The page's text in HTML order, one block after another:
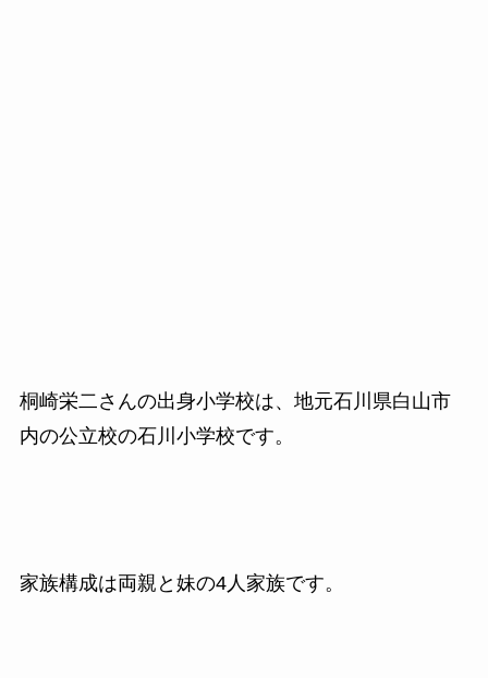
桐崎栄二さんの出身小学校は、地元石川県白山市
内の公立校の石川小学校です。
家族構成は両親と妹の4人家族です。